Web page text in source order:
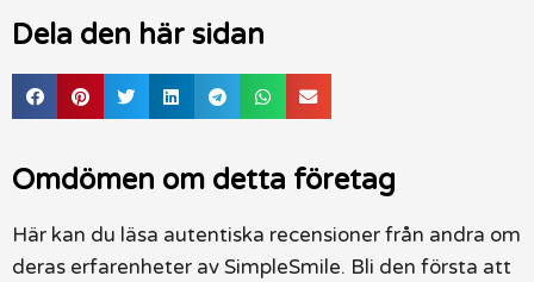
Dela den här sidan
Omdömen om detta företag
Här kan du läsa autentiska recensioner från andra om
deras erfarenheter av SimpleSmile. Bli den första att